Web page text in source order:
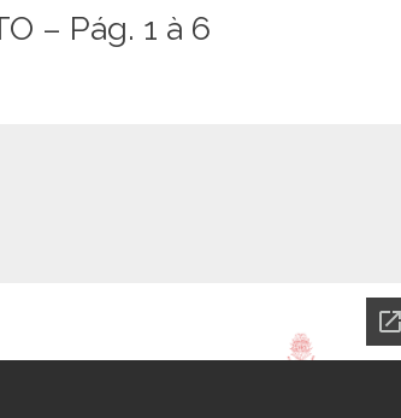
– Pág. 1 à 6